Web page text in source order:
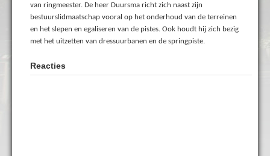
van ringmeester. De heer Duursma richt zich naast zijn
bestuurslidmaatschap vooral op het onderhoud van de terreinen
en het slepen en egaliseren van de pistes. Ook houdt hij zich bezig
met het uitzetten van dressuurbanen en de springpiste.
Reacties